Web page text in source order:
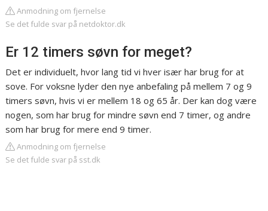
Anmodning om fjernelse
Se det fulde svar på netdoktor.dk
Er 12 timers søvn for meget?
Det er individuelt, hvor lang tid vi hver især har brug for at
sove. For voksne lyder den nye anbefaling på mellem 7 og 9
timers søvn, hvis vi er mellem 18 og 65 år. Der kan dog være
nogen, som har brug for mindre søvn end 7 timer, og andre
som har brug for mere end 9 timer.
Anmodning om fjernelse
Se det fulde svar på sst.dk